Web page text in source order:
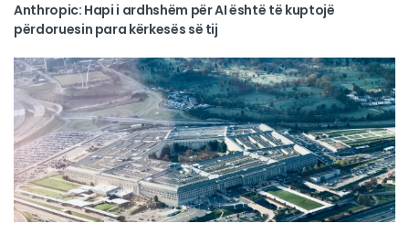
Anthropic: Hapi i ardhshëm për AI është të kuptojë
përdoruesin para kërkesës së tij